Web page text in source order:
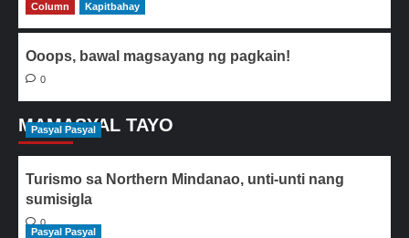
0
Column Kapitbahay
Ooops, bawal magsayang ng pagkain!
0
MAMASYAL TAYO
Pasyal Pasyal
Turismo sa Northern Mindanao, unti-unti nang
sumisigla
0
Pasyal Pasyal